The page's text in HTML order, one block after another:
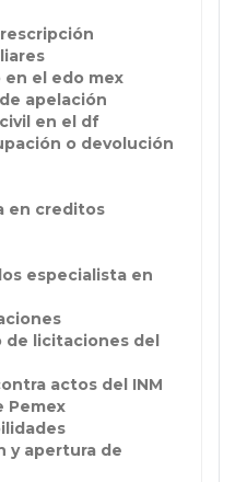
el edo mex
apelación
en el df
o devolución
en creditos
especialista en
de licitaciones del
actos del INM
Pemex
y apertura de